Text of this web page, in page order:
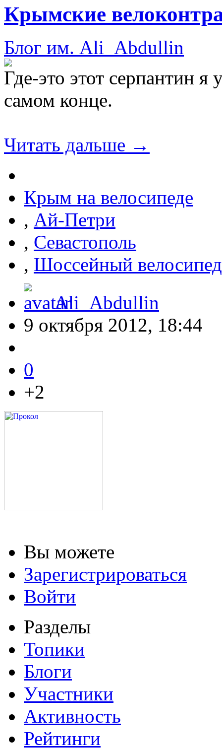
Крымские
Блог им. Ali_Abdullin
Где-это этот серпантин
самом конце.
Читать дальше →
Крым на велосипеде
, Ай-Петри
, Севастополь
, Шоссейный велосипед
Ali_Abdullin
9 октября 2012, 18:44
0
+2
Вы можете
Зарегистрироваться
Войти
Разделы
Топики
Блоги
Участники
Активность
Рейтинги